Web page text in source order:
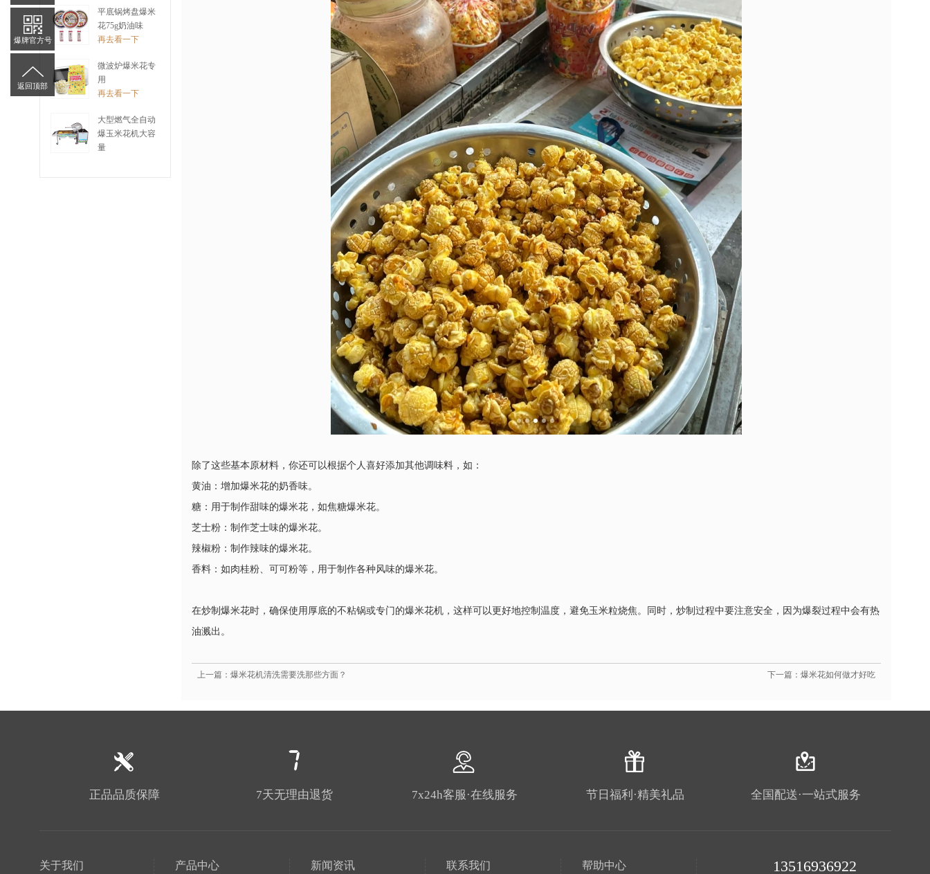
平底锅烤盘爆米
花75g奶油味
再去看一下
微波炉爆米花专
用
再去看一下
大型燃气全自动
爆玉米花机大容
量
除了这些基本原材料，你还可以根据个人喜好添加其他调味料，如：
黄油：增加爆米花的奶香味。
糖：用于制作甜味的爆米花，如焦糖爆米花。
芝士粉：制作芝士味的爆米花。
辣椒粉：制作辣味的爆米花。
香料：如肉桂粉、可可粉等，用于制作各种风味的爆米花。
在炒制爆米花时，确保使用厚底的不粘锅或专门的爆米花机，这样可以更好地控制温度，避免玉米粒烧焦。同时，炒制过程中要注意安全，因为爆裂过程中会有热
油溅出。
上一篇：爆米花机清洗需要洗那些方面？ 下一篇：爆米花如何做才好吃
正品品质保障 7天无理由退货 7x24h客服·在线服务 节日福利·精美礼品 全国配送·一站式服务
关于我们 产品中心 新闻资讯 联系我们 帮助中心 13516936922
爆牌官方号
返回顶部